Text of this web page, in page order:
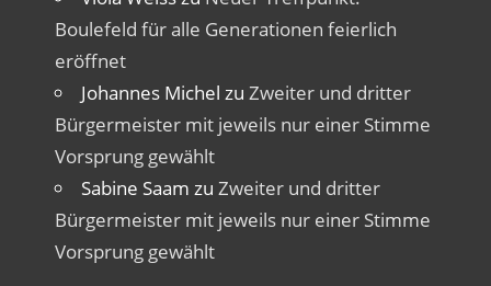
Boulefeld für alle Generationen feierlich
eröffnet
Johannes Michel zu Zweiter und dritter
Bürgermeister mit jeweils nur einer Stimme
Vorsprung gewählt
Sabine Saam zu Zweiter und dritter
Bürgermeister mit jeweils nur einer Stimme
Vorsprung gewählt